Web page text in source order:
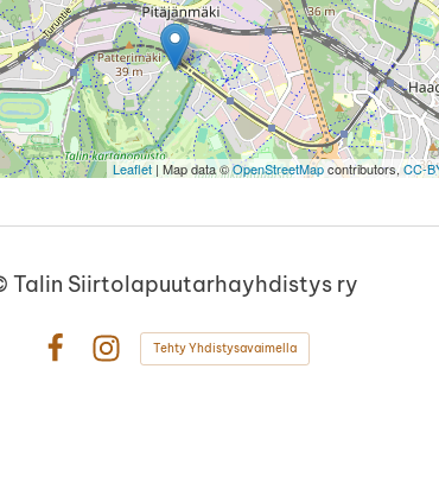
Leaflet| Map data ©OpenStreetMapcontributors,CC-
Talin Siirtolapuutarhayhdistys ry
Tehty Yhdistysavaimella